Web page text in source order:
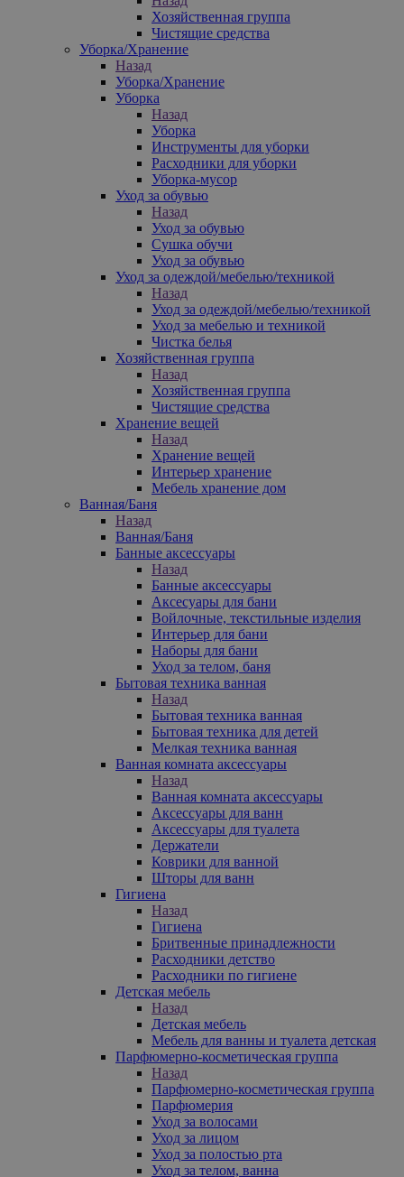
Хозяйственная группа
Чистящие средства
Уборка/Хранение
Назад
Уборка/Хранение
Уборка
Назад
Уборка
Инструменты для уборки
Расходники для уборки
Уборка-мусор
Уход за обувью
Назад
Уход за обувью
Сушка обучи
Уход за обувью
Уход за одеждой/мебелью/техникой
Назад
Уход за одеждой/мебелью/техникой
Уход за мебелью и техникой
Чистка белья
Хозяйственная группа
Назад
Хозяйственная группа
Чистящие средства
Хранение вещей
Назад
Хранение вещей
Интерьер хранение
Мебель хранение дом
Ванная/Баня
Назад
Ванная/Баня
Банные аксессуары
Назад
Банные аксессуары
Аксесуары для бани
Войлочные, текстильные изделия
Интерьер для бани
Наборы для бани
Уход за телом, баня
Бытовая техника ванная
Назад
Бытовая техника ванная
Бытовая техника для детей
Мелкая техника ванная
Ванная комната аксессуары
Назад
Ванная комната аксессуары
Аксессуары для ванн
Аксессуары для туалета
Держатели
Коврики для ванной
Шторы для ванн
Гигиена
Назад
Гигиена
Бритвенные принадлежности
Расходники детство
Расходники по гигиене
Детская мебель
Назад
Детская мебель
Мебель для ванны и туалета детская
Парфюмерно-косметическая группа
Назад
Парфюмерно-косметическая группа
Парфюмерия
Уход за волосами
Уход за лицом
Уход за полостью рта
Уход за телом, ванна